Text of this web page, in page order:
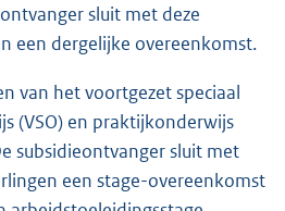
sluit met deze
een dergelijke overeenkomst.
van het voortgezet speciaal
(VSO) en praktijkonderwijs
subsidieontvanger sluit met
een stage-overeenkomst